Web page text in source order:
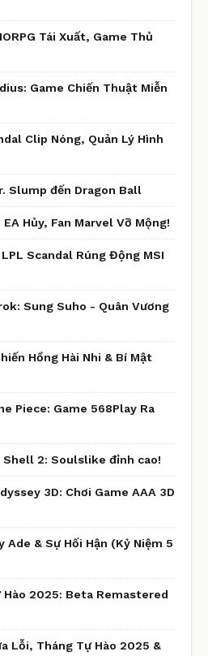
Tái Xuất, Game Thủ
Game Chiến Thuật Miễn
Clip Nóng, Quản Lý Hình
Slump đến Dragon Ball
Hủy, Fan Marvel Vỡ Mộng!
Scandal Rúng Động MSI
Sung Suho - Quân Vương
Hồng Hài Nhi & Bí Mật
Piece: Game 568Play Ra
Shell 2: Soulslike đỉnh cao!
3D: Chơi Game AAA 3D
Ade & Sự Hối Hận (Kỷ Niệm 5
Hào 2025: Beta Remastered
Lỗi, Tháng Tự Hào 2025 &